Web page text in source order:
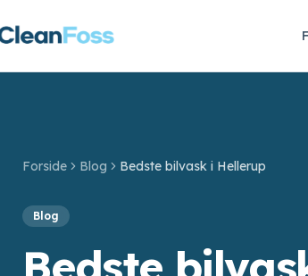
Forside Blog Bedste bilvask i Hellerup
Blog